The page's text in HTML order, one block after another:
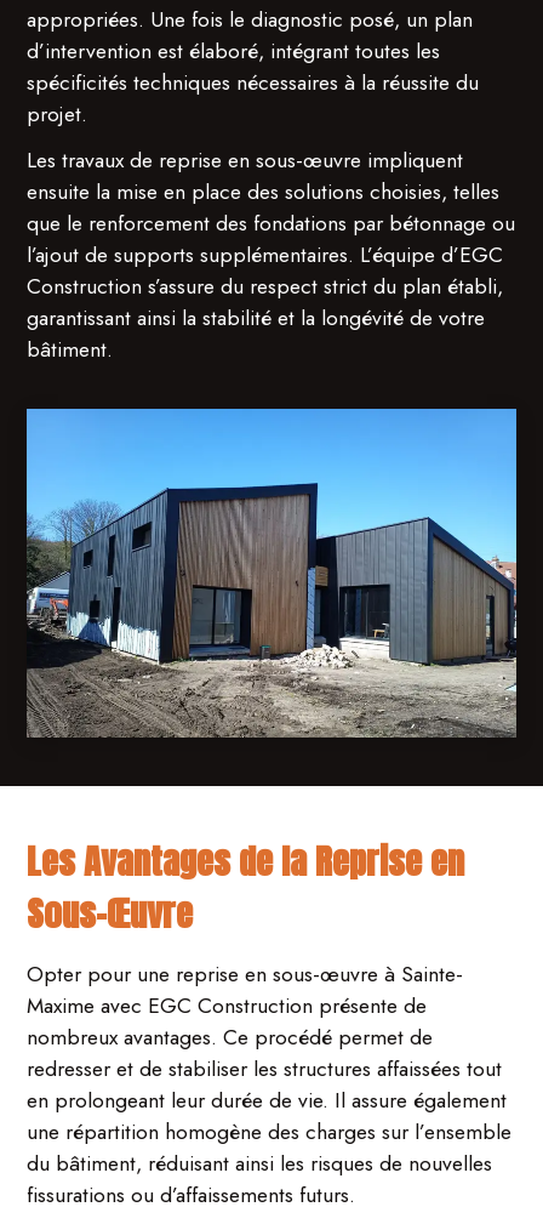
appropriées. Une fois le diagnostic posé, un plan
d’intervention est élaboré, intégrant toutes les
spécificités techniques nécessaires à la réussite du
projet.
Les travaux de reprise en sous-œuvre impliquent
ensuite la mise en place des solutions choisies, telles
que le renforcement des fondations par bétonnage ou
l’ajout de supports supplémentaires. L’équipe d’EGC
Construction s’assure du respect strict du plan établi,
garantissant ainsi la stabilité et la longévité de votre
bâtiment.
Les Avantages de la Reprise en
Sous-Œuvre
Opter pour une reprise en sous-œuvre à Sainte-
Maxime avec EGC Construction présente de
nombreux avantages. Ce procédé permet de
redresser et de stabiliser les structures affaissées tout
en prolongeant leur durée de vie. Il assure également
une répartition homogène des charges sur l’ensemble
du bâtiment, réduisant ainsi les risques de nouvelles
fissurations ou d’affaissements futurs.